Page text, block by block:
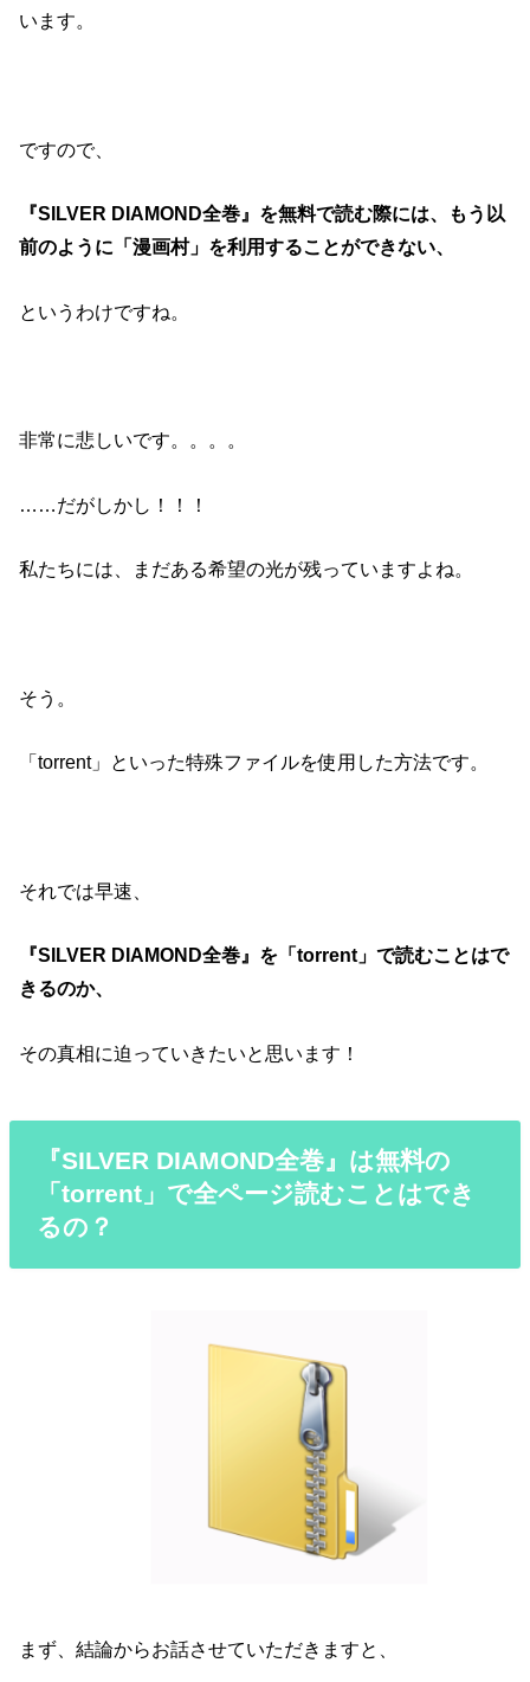
います。
ですので、
『SILVER DIAMOND全巻』を無料で読む際には、もう以
前のように「漫画村」を利用することができない、
というわけですね。
非常に悲しいです。。。。
……だがしかし！！！
私たちには、まだある希望の光が残っていますよね。
そう。
「torrent」といった特殊ファイルを使用した方法です。
それでは早速、
『SILVER DIAMOND全巻』を「torrent」で読むことはで
きるのか、
その真相に迫っていきたいと思います！
『SILVER DIAMOND全巻』は無料の
「torrent」で全ページ読むことはでき
るの？
まず、結論からお話させていただきますと、